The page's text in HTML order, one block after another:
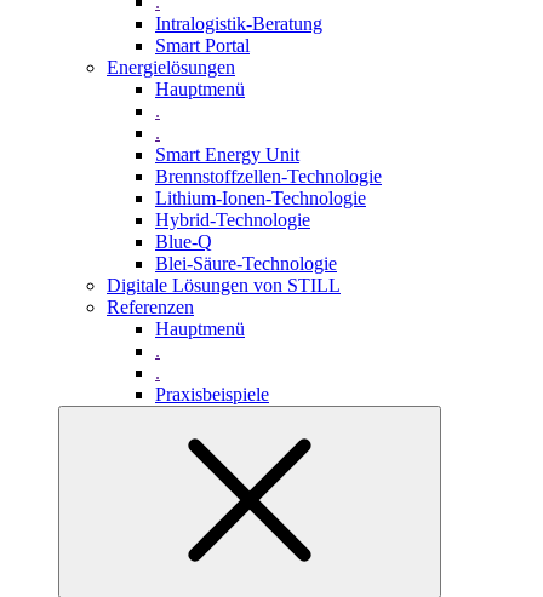
Intralogistik-Beratung
Smart Portal
Energielösungen
Hauptmenü
.
.
Smart Energy Unit
Brennstoffzellen-Technologie
Lithium-Ionen-Technologie
Hybrid-Technologie
Blue-Q
Blei-Säure-Technologie
Digitale Lösungen von STILL
Referenzen
Hauptmenü
.
.
Praxisbeispiele